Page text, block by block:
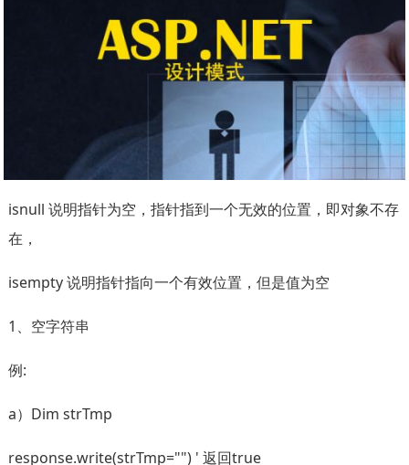
isnull 说明指针为空，指针指到一个无效的位置，即对象不存
在，
isempty 说明指针指向一个有效位置，但是值为空
1、空字符串
例:
a）Dim strTmp
response.write(strTmp="") ' 返回true